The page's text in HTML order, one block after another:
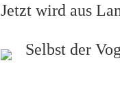
Jetzt wird aus